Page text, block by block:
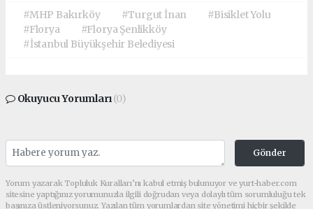
#MHP Bakırköy #Turgut İnan
#Bisiklet Yolu
#Florya
#Florya Şenlikköy
#İstanbul Büyükşehir Belediyesi
Okuyucu Yorumları(0)
Gönder
Yorum yazarak Topluluk Kuralları’nı kabul etmiş bulunuyor ve yurt-haber.com
sitesine yaptığınız yorumunuzla ilgili doğrudan veya dolaylı tüm sorumluluğu tek
başınıza üstleniyorsunuz. Yazılan tüm yorumlardan site yönetimi hiçbir şekilde